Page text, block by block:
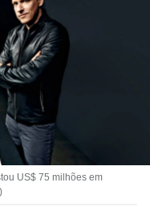
US$ 75 milhões em